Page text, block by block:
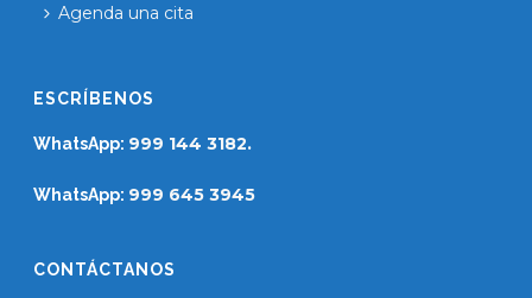
Agenda una cita
ESCRÍBENOS
WhatsApp: 999 144 3182.
WhatsApp: 999 645 3945
CONTÁCTANOS